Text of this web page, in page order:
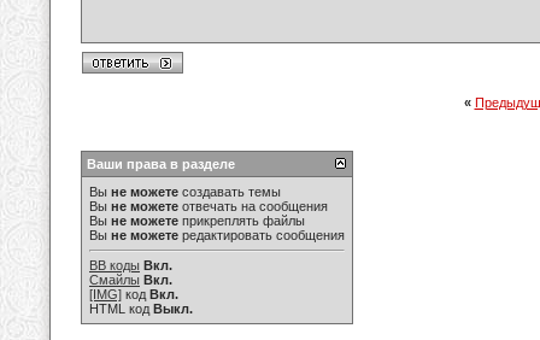
«
Ваши права в разделе
Вы не можете создавать темы
Вы не можете отвечать на сообщения
Вы не можете прикреплять файлы
Вы не можете редактировать сообщения
BB коды Вкл.
Смайлы Вкл.
[IMG] код Вкл.
HTML код Выкл.